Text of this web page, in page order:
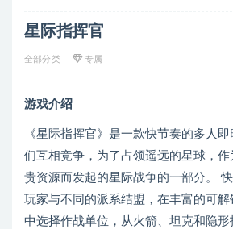
星际指挥官
全部分类 专属
游戏介绍
《星际指挥官》是一款快节奏的多人
们互相竞争，为了占领遥远的星球，
贵资源而发起的星际战争的一部分。
玩家与不同的派系结盟，在丰富的可
中选择作战单位，从火箭、坦克和隐